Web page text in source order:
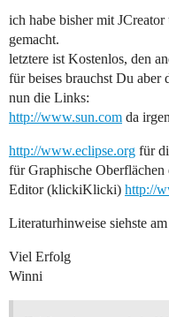
ich habe bisher mit
gemacht.
letztere ist Kostenlos, den
für beises brauchst Du aber
nun die Links:
http://www.sun.com da
http://www.eclipse.org für
für Graphische
Editor (klickiKlicki) http://
Literaturhinweise siehste
Viel Erfolg
Winni